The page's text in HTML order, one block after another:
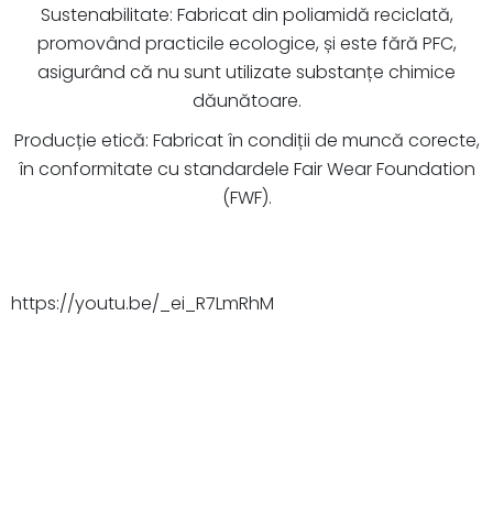
Sustenabilitate: Fabricat din poliamidă reciclată,
promovând practicile ecologice, și este fără PFC,
asigurând că nu sunt utilizate substanțe chimice
dăunătoare.
Producție etică: Fabricat în condiții de muncă corecte,
în conformitate cu standardele Fair Wear Foundation
(FWF).
https://youtu.be/_ei_R7LmRhM